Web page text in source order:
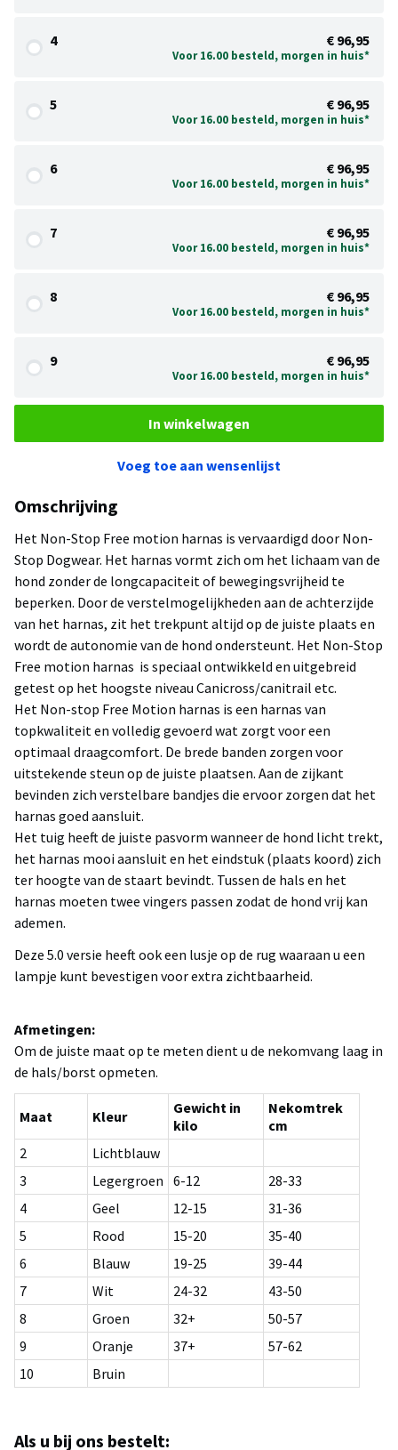
4 € 96,95
Voor 16.00 besteld, morgen in huis*
5 € 96,95
Voor 16.00 besteld, morgen in huis*
6 € 96,95
Voor 16.00 besteld, morgen in huis*
7 € 96,95
Voor 16.00 besteld, morgen in huis*
8 € 96,95
Voor 16.00 besteld, morgen in huis*
9 € 96,95
Voor 16.00 besteld, morgen in huis*
In winkelwagen
Voeg toe aan wensenlijst
Omschrijving
Het Non-Stop Free motion harnas is vervaardigd door Non-
Stop Dogwear. Het harnas vormt zich om het lichaam van de
hond zonder de longcapaciteit of bewegingsvrijheid te
beperken. Door de verstelmogelijkheden aan de achterzijde
van het harnas, zit het trekpunt altijd op de juiste plaats en
wordt de autonomie van de hond ondersteunt. Het Non-Stop
Free motion harnas is speciaal ontwikkeld en uitgebreid
getest op het hoogste niveau Canicross/canitrail etc.
Het Non-stop Free Motion harnas is een harnas van
topkwaliteit en volledig gevoerd wat zorgt voor een
optimaal draagcomfort. De brede banden zorgen voor
uitstekende steun op de juiste plaatsen. Aan de zijkant
bevinden zich verstelbare bandjes die ervoor zorgen dat het
harnas goed aansluit.
Het tuig heeft de juiste pasvorm wanneer de hond licht trekt,
het harnas mooi aansluit en het eindstuk (plaats koord) zich
ter hoogte van de staart bevindt. Tussen de hals en het
harnas moeten twee vingers passen zodat de hond vrij kan
ademen.
Deze 5.0 versie heeft ook een lusje op de rug waaraan u een
lampje kunt bevestigen voor extra zichtbaarheid.
Afmetingen:
Om de juiste maat op te meten dient u de nekomvang laag in
de hals/borst opmeten.
Maat Kleur
Gewicht in
kilo
Nekomtrek
cm
2
Lichtblauw
3
Legergroen 6-12
28-33
4
Geel 12-15
31-36
5
Rood 15-20
35-40
6
Blauw 19-25
39-44
7
Wit 24-32
43-50
8
Groen 32+
50-57
9
Oranje 37+
57-62
10
Bruin
Als u bij ons bestelt: